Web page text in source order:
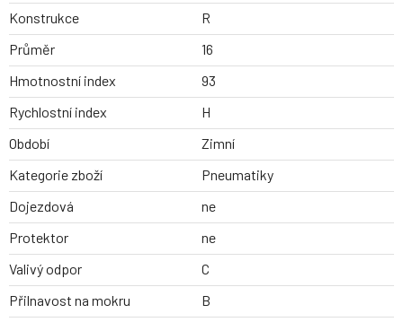
Konstrukce
R
Průměr
16
Hmotnostní index
93
Rychlostní index
H
Období
Zimní
Kategorie zboží
Pneumatiky
Dojezdová
ne
Protektor
ne
Valivý odpor
C
Přilnavost na mokru
B